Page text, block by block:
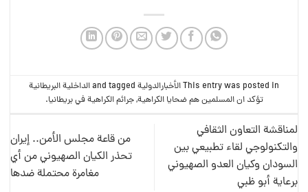
This entry was posted inالأخبارالدولية
الداخلية البريطانية
تؤكد ان المسلمين هم ضحايا الكراهية,جرائم الكراهية في بريطانيا.
لمناقشة التعاون الثقافي
والتكنولوجي لقاء تطبيعي بين
السودان وكيان العدو الصهيوني
برعاية أبو ظبي
من قاعة مجلس الأمن.. إيران
تحذر الكيان الصهيوني من أي
مغامرة محتملة ضدها